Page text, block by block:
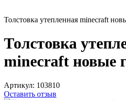
Толстовка утепленная minecraft
Толстовка
minecraft новые
Артикул: 103810
Оставить отзыв